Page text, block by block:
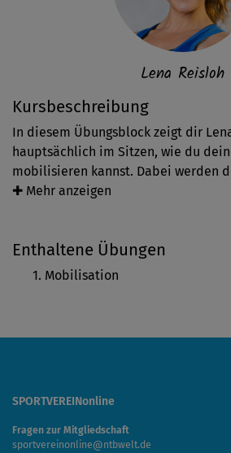
Kursbeschreibung
In diesem Übungsblock zeigt dir
hauptsächlich im Sitzen, wie du
mobilisieren kannst. Dabei werden
Muskeln vom Schultergürtel bis zu
Tipp: Du kannst das Workout in
oder im lockeren Bürooutfit
✚ Mehr anzeigen
Enthaltene Übungen
Mobilisation
Lena Reisloh
SPORTVEREINonline
Fragen zur Mitgliedschaft
sportvereinonline@ntbwelt.de